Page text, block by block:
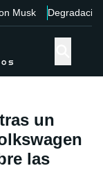
Musk Degradación
un
las